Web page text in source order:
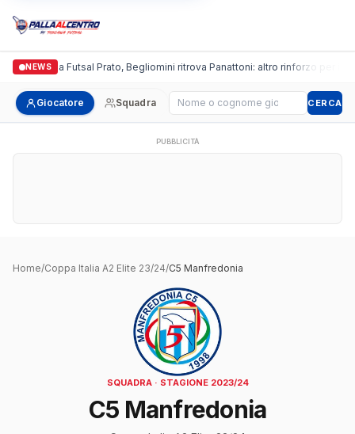
NEWS
Italgronda Futsal Prato, Begliomini ritrova Panattoni: altro rinforzo per i
Giocatore Squadra Cerca giocatore CERCA
PUBBLICITÀ
Home/Coppa Italia A2 Elite 23/24/C5 Manfredonia
SQUADRA · STAGIONE 2023/24
C5 Manfredonia